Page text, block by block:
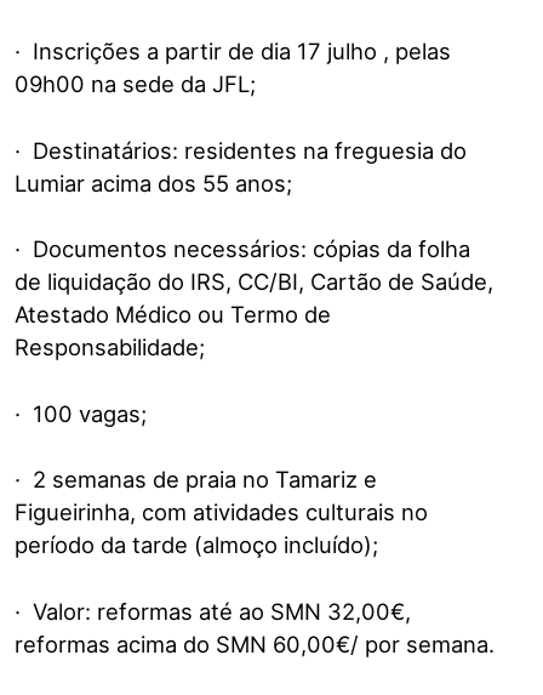
· Inscrições a partir de dia 17 julho , pelas
09h00 na sede da JFL;
· Destinatários: residentes na freguesia do
Lumiar acima dos 55 anos;
· Documentos necessários: cópias da folha
de liquidação do IRS, CC/BI, Cartão de Saúde,
Atestado Médico ou Termo de
Responsabilidade;
· 100 vagas;
· 2 semanas de praia no Tamariz e
Figueirinha, com atividades culturais no
período da tarde (almoço incluído);
· Valor: reformas até ao SMN 32,00€,
reformas acima do SMN 60,00€/ por semana.